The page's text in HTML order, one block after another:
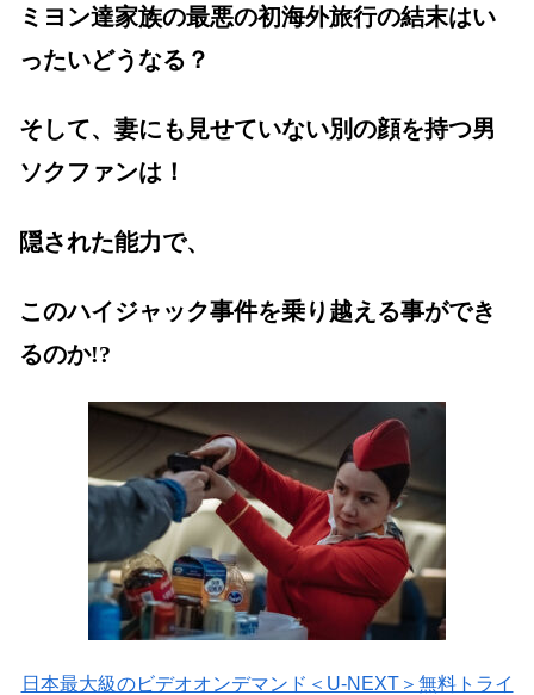
ミヨン達家族の最悪の初海外旅行の結末はい
ったいどうなる？
そして、妻にも見せていない別の顔を持つ男
ソクファンは！
隠された能力で、
このハイジャック事件を乗り越える事ができ
るのか!?
日本最大級のビデオオンデマンド＜U-NEXT＞無料トライ